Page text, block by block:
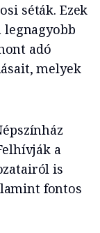
séták. Ezek
legnagyobb
adó
melyek
a
is
fontos